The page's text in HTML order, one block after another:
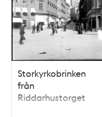
Storkyrkobrinken
från
Riddarhustorget